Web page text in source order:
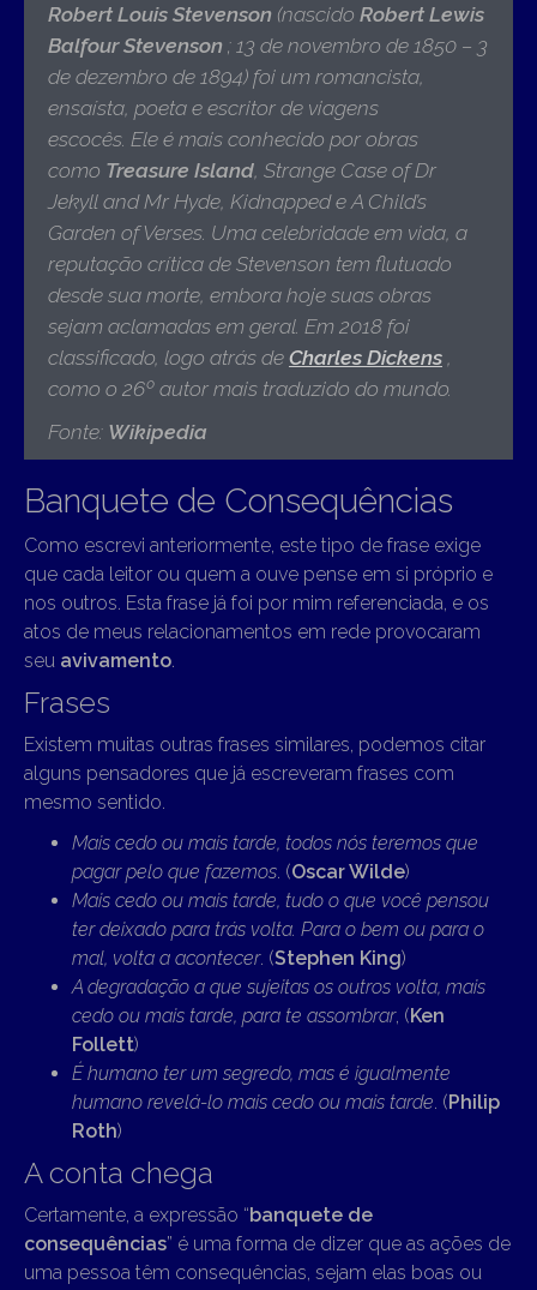
Robert Louis Stevenson (nascido Robert Lewis
Balfour Stevenson ; 13 de novembro de 1850 – 3
de dezembro de 1894) foi um romancista,
ensaísta, poeta e escritor de viagens
escocês. Ele é mais conhecido por obras
como Treasure Island, Strange Case of Dr
Jekyll and Mr Hyde, Kidnapped e A Child’s
Garden of Verses. Uma celebridade em vida, a
reputação crítica de Stevenson tem flutuado
desde sua morte, embora hoje suas obras
sejam aclamadas em geral. Em 2018 foi
classificado, logo atrás de Charles Dickens ,
como o 26º autor mais traduzido do mundo.
Fonte: Wikipedia
Banquete de Consequências
Como escrevi anteriormente, este tipo de frase exige
que cada leitor ou quem a ouve pense em si próprio e
nos outros. Esta frase já foi por mim referenciada, e os
atos de meus relacionamentos em rede provocaram
seu avivamento.
Frases
Existem muitas outras frases similares, podemos citar
alguns pensadores que já escreveram frases com
mesmo sentido.
Mais cedo ou mais tarde, todos nós teremos que
pagar pelo que fazemos. (Oscar Wilde)
Mais cedo ou mais tarde, tudo o que você pensou
ter deixado para trás volta. Para o bem ou para o
mal, volta a acontecer. (Stephen King)
A degradação a que sujeitas os outros volta, mais
cedo ou mais tarde, para te assombrar, (Ken
Follett)
É humano ter um segredo, mas é igualmente
humano revelá-lo mais cedo ou mais tarde. (Philip
Roth)
A conta chega
Certamente, a expressão “banquete de
consequências” é uma forma de dizer que as ações de
uma pessoa têm consequências, sejam elas boas ou